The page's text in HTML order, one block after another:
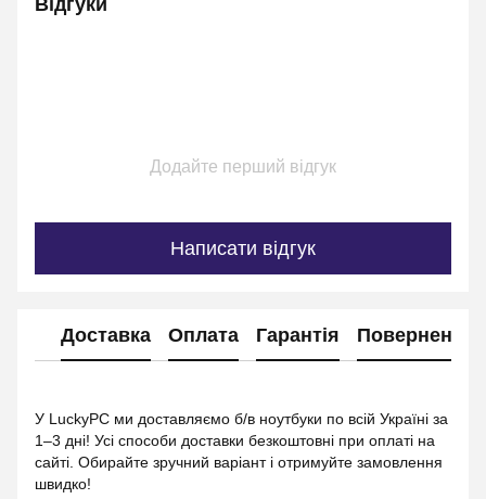
Відгуки
Додайте перший відгук
Написати відгук
Доставка Оплата Гарантія Повернення
У LuckyPC ми доставляємо б/в ноутбуки по всій Україні за
1–3 дні! Усі способи доставки безкоштовні при оплаті на
сайті. Обирайте зручний варіант і отримуйте замовлення
швидко!